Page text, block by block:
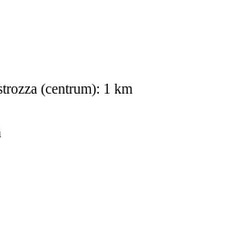
(centrum): 1 km